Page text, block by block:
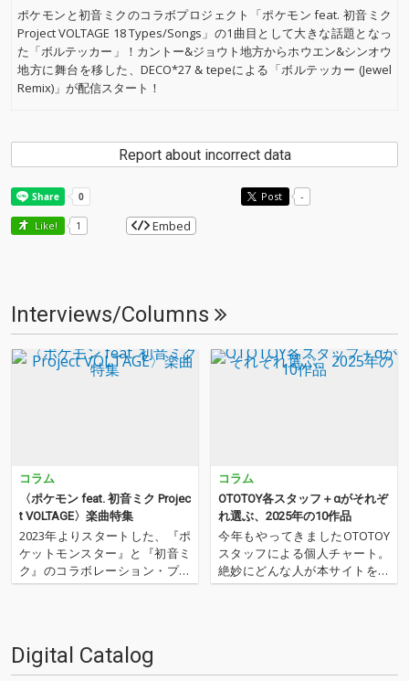
ポケモンと初音ミクのコラボプロジェクト「ポケモン feat. 初音ミク
Project VOLTAGE 18 Types/Songs」の1曲目として大きな話題となっ
た「ボルテッカー」！カントー&ジョウト地方からホウエン&シンオウ
地方に舞台を移した、DECO*27 & tepeによる「ボルテッカー (Jewel
Remix)」が配信スタート！
Report about incorrect data
Post -
Like! 1 Embed
Interviews/Columns
コラム
〈ポケモン feat. 初音ミク Projec
t VOLTAGE〉楽曲特集
2023年よりスタートした、『ポ
ケットモンスター』と『初音ミ
ク』のコラボレーション・プロ
ジェクト、〈ポケモン feat. 初
ロPたちが書き下ろした楽曲群
は…
コラム
OTOTOY各スタッフ＋αがそれぞ
れ選ぶ、2025年の10作品
今年もやってきましたOTOTOY
スタッフによる個人チャート。
絶妙にどんな人が本サイトを運
営しているのか？ そんな自己
チャートをお届けします…
Digital Catalog